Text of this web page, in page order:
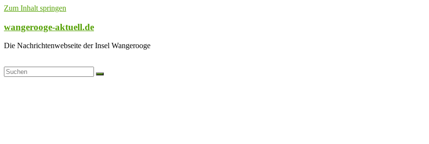
Zum Inhalt springen
wangerooge-aktuell.de
Die Nachrichtenwebseite der Insel Wangerooge